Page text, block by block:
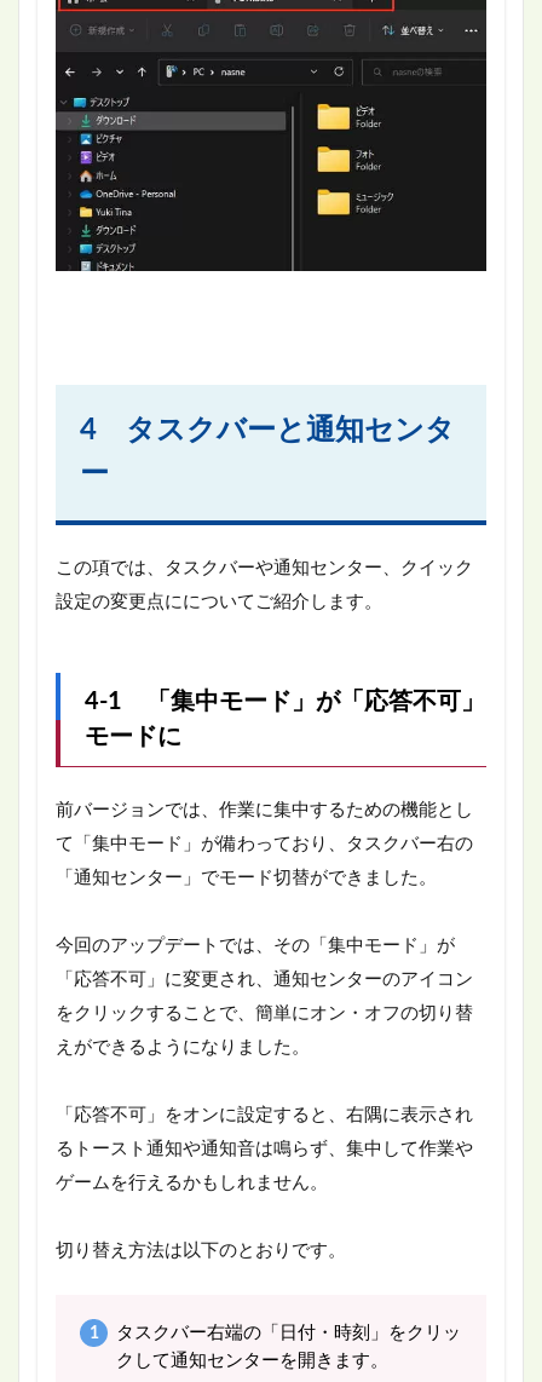
4 タスクバーと通知センタ
ー
この項では、タスクバーや通知センター、クイック
設定の変更点にについてご紹介します。
4-1 「集中モード」が「応答不可」
モードに
前バージョンでは、作業に集中するための機能とし
て「集中モード」が備わっており、タスクバー右の
「通知センター」でモード切替ができました。
今回のアップデートでは、その「集中モード」が
「応答不可」に変更され、通知センターのアイコン
をクリックすることで、簡単にオン・オフの切り替
えができるようになりました。
「応答不可」をオンに設定すると、右隅に表示され
るトースト通知や通知音は鳴らず、集中して作業や
ゲームを行えるかもしれません。
切り替え方法は以下のとおりです。
タスクバー右端の「日付・時刻」をクリッ
クして通知センターを開きます。